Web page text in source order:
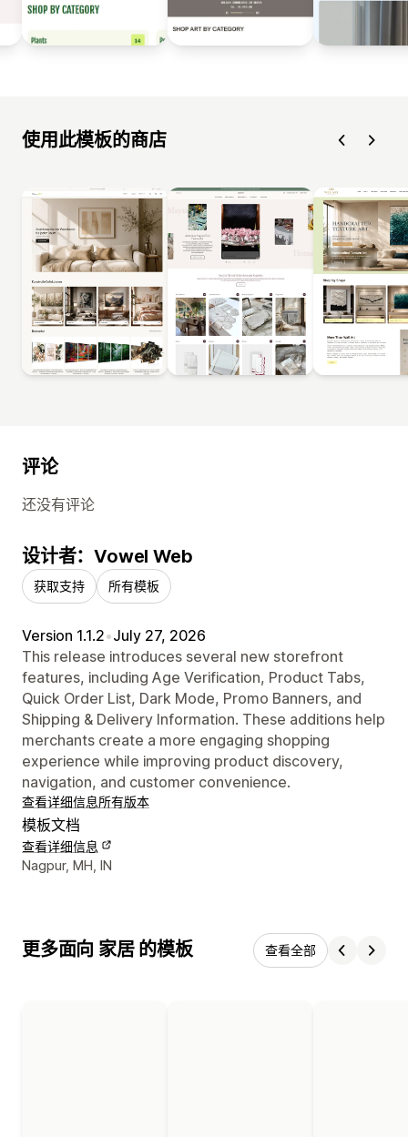
使用此模板的商店
评论
还没有评论
设计者：Vowel Web
获取支持 所有模板
Version 1.1.2•July 27, 2026
This release introduces several new storefront
features, including Age Verification, Product Tabs,
Quick Order List, Dark Mode, Promo Banners, and
Shipping & Delivery Information. These additions help
merchants create a more engaging shopping
experience while improving product discovery,
navigation, and customer convenience.
查看详细信息所有版本
模板文档
查看详细信息
设计师联系方式
Nagpur, MH, IN
更多面向 家居 的模板 查看全部